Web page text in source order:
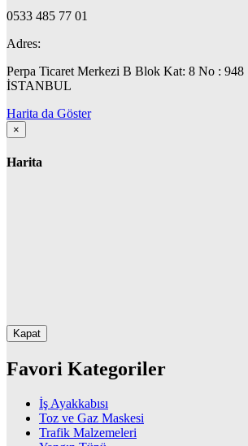
0533 485 77 01
Adres:
Perpa Ticaret Merkezi B Blok Kat: 8 No : 948
İSTANBUL
Harita da Göster
×
Harita
Kapat
Favori Kategoriler
İş Ayakkabısı
Toz ve Gaz Maskesi
Trafik Malzemeleri